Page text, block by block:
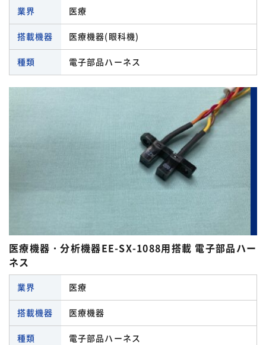
モレックス
七星科学
品川商工
日本端子
CKD
HARTING
SCHURTER（シュルター）
WAGO
モレックス
日本オートマチックマシン
日本圧着端子製造
閉じる
パワーコネクタハーネス
中継用コネクタハーネス
丸形コネクタハーネス
ACアウトレットハーネス
Dsubコネクタハーネス
I/Oボード対応ハーネス
閉じる
医療機器・分析機器
半導体製造装置
工作機械
OA機器
閉じる
業界 医療
搭載機器 医療機器(眼科機)
種類 電子部品ハーネス
医療機器・分析機器EE-SX-1088用搭載 電子部品ハー
ネス
業界 医療
搭載機器 医療機器
種類 電子部品ハーネス